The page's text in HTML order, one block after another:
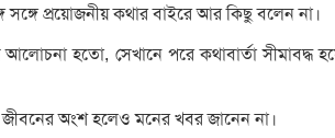
সঙ্গে প্রয়োজনীয় কথার বাইরে আর কিছু বলেন না।
হতো, সেখানে পরে কথাবার্তা সীমাবদ্ধ
অংশ হলেও মনের খবর জানেন না।